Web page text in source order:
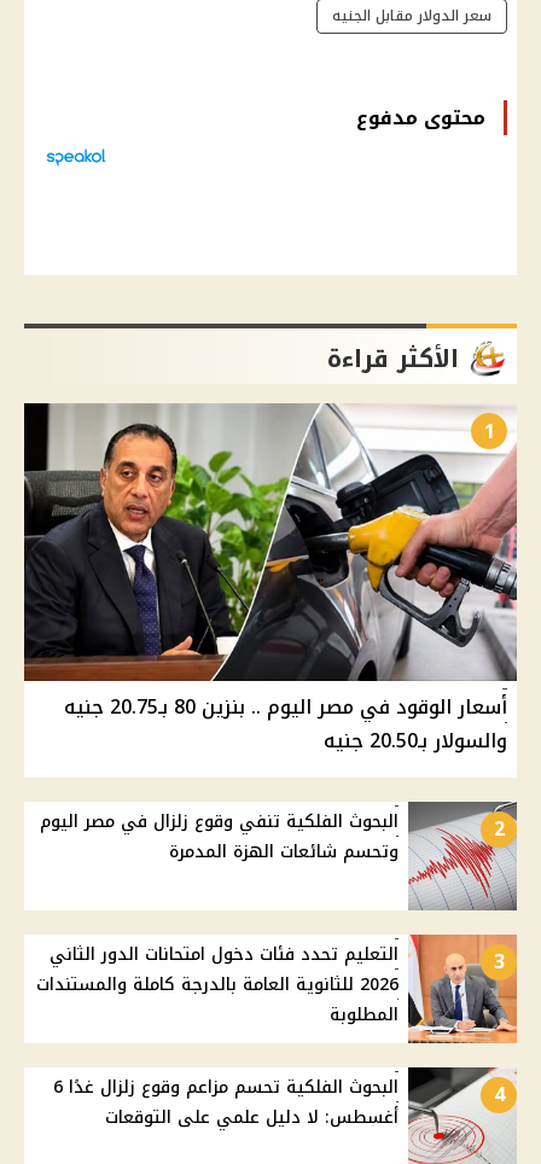
سعر الدولار مقابل الجنيه
محتوى مدفوع
الأكثر قراءة
1
أسعار الوقود في مصر اليوم .. بنزين 80 بـ20.75 جنيه
والسولار بـ20.50 جنيه
2
البحوث الفلكية تنفي وقوع زلزال في مصر اليوم
وتحسم شائعات الهزة المدمرة
3
التعليم تحدد فئات دخول امتحانات الدور الثاني
2026 للثانوية العامة بالدرجة كاملة والمستندات
المطلوبة
4
البحوث الفلكية تحسم مزاعم وقوع زلزال غدًا 6
أغسطس: لا دليل علمي على التوقعات